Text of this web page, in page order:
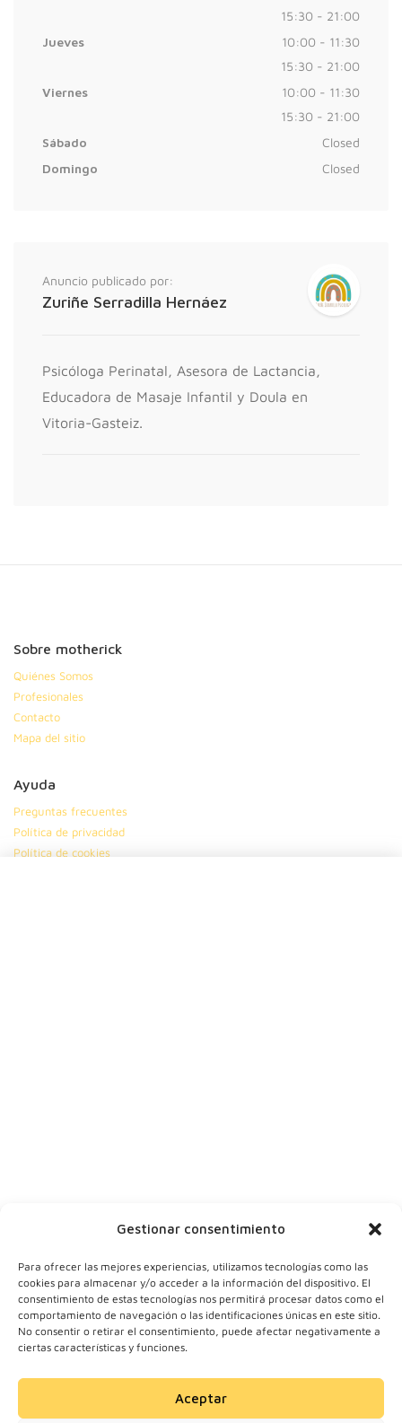
Gestionar consentimiento
Para ofrecer las mejores experiencias, utilizamos tecnologías como las
cookies para almacenar y/o acceder a la información del dispositivo. El
consentimiento de estas tecnologías nos permitirá procesar datos como el
comportamiento de navegación o las identificaciones únicas en este sitio.
No consentir o retirar el consentimiento, puede afectar negativamente a
ciertas características y funciones.
Aceptar
15:30 - 21:00
Jueves
10:00 - 11:30
15:30 - 21:00
Viernes
10:00 - 11:30
15:30 - 21:00
Sábado
Closed
Domingo
Closed
Anuncio publicado por:
Zuriñe Serradilla Hernáez
Psicóloga Perinatal, Asesora de Lactancia,
Educadora de Masaje Infantil y Doula en
Vitoria-Gasteiz.
Sobre motherick
Quiénes Somos
Profesionales
Contacto
Mapa del sitio
Ayuda
Preguntas frecuentes
Política de privacidad
Política de cookies